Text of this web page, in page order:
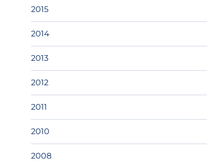
2015
2014
2013
2012
2011
2010
2008